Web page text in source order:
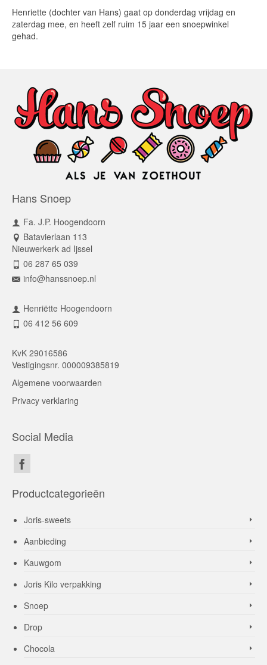
Henriette (dochter van Hans) gaat op donderdag vrijdag en
zaterdag mee, en heeft zelf ruim 15 jaar een snoepwinkel
gehad.
Hans Snoep
Fa. J.P. Hoogendoorn
Batavierlaan 113
Nieuwerkerk ad Ijssel
06 287 65 039
info@hanssnoep.nl
Henriëtte Hoogendoorn
06 412 56 609
KvK 29016586
Vestigingsnr. 000009385819
Algemene voorwaarden
Privacy verklaring
Social Media
Productcategorieën
Joris-sweets
Aanbieding
Kauwgom
Joris Kilo verpakking
Snoep
Drop
Chocola